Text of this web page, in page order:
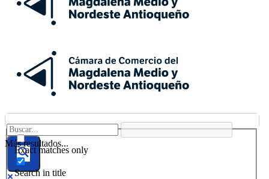
Más resultados...
Exact matches only
Search in title